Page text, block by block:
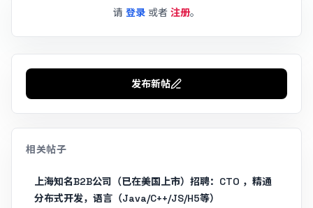
请 登录 或者 注册。
发布新帖
相关帖子
上海知名B2B公司（已在美国上市）招聘：CTO ，精通
分布式开发，语言（Java/C++/JS/H5等）